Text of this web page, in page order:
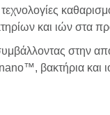
και ιών στα
βακτήρια